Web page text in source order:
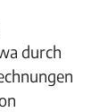
durch